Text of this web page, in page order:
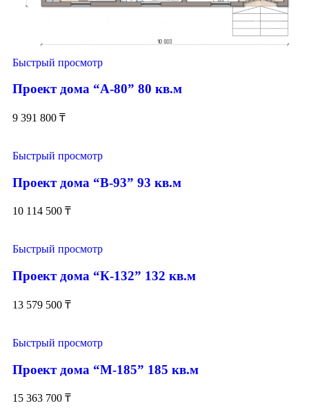
Быстрый просмотр
Проект дома “А-80” 80 кв.м
9 391 800 ₸
Быстрый просмотр
Проект дома “В-93” 93 кв.м
10 114 500 ₸
Быстрый просмотр
Проект дома “К-132” 132 кв.м
13 579 500 ₸
Быстрый просмотр
Проект дома “М-185” 185 кв.м
15 363 700 ₸